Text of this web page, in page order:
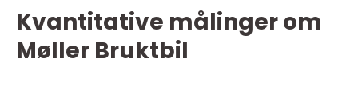
Kvantitative målinger om
Møller Bruktbil